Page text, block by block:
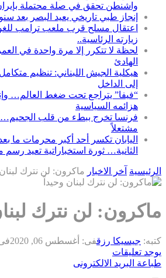
واشنطن تحقق في صلة محتملة
إنجاز طبي تاريخي يعيد البصر بعد
اعتقال مسلح قرب ملعب ترامب
زيارته الرئاسية..
لحظة لا تتكرر إلا مرة واحدة في
الهادئ
هيكلية الجيش اللبناني: تنظيم
إلى الداخل
“فيفا” يتراجع تحت ضغط العالم…
هزائمه السياسية
فرنسا تخرج ببطء من قلب الجحيم…
مشتعلاً
اليابان تكسر أحد أكبر محرمات ما
الثانية… ثورة استخباراتية تعيد
الرئيسية آخر الاخبار ماكرون: لن نترك لبنان
ماكرون: لن نترك
كتبه: جيسيكا رزقفى: أغسطس 06, 2020
يوجد تعليقات
طباعة البريد الالكترونى